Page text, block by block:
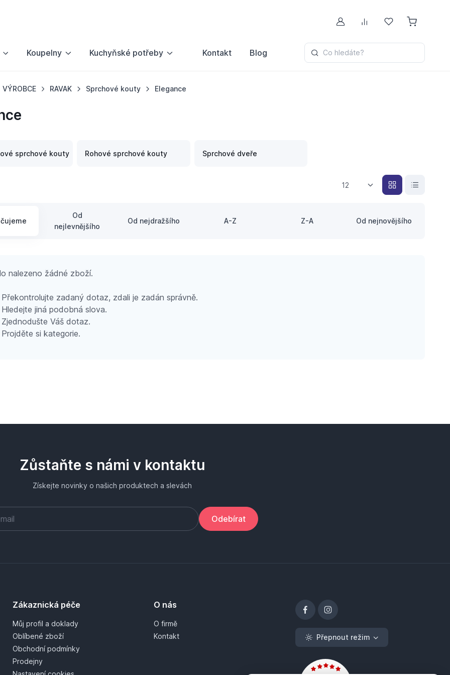
Můj účetPorovnávání
Oblíbené
Koupelny Kuchyňské potřeby Kontakt Blog Co hledáte?
VÝROBCE RAVAK Sprchové kouty Elegance
sprchové kouty Rohové sprchové kouty Sprchové dveře
12
Od
nejlevnějšího
Od nejdražšího A-Z Z-A Od nejnovějšího
nalezeno žádné zboží.
Překontrolujte zadaný dotaz, zdali je zadán správně.
Hledejte jiná podobná slova.
Zjednodušte Váš dotaz.
Projděte si kategorie.
Zůstaňte s námi v kontaktu
Získejte novinky o našich produktech a slevách
Odebírat
Zákaznická péče
Můj profil a doklady
Oblíbené zboží
Obchodní podmínky
Prodejny
O nás
O firmě
Kontakt
Přepnout režim